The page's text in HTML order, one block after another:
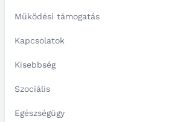
Működési támogatás
Kapcsolatok
Kisebbség
Szociális
Egészségügy